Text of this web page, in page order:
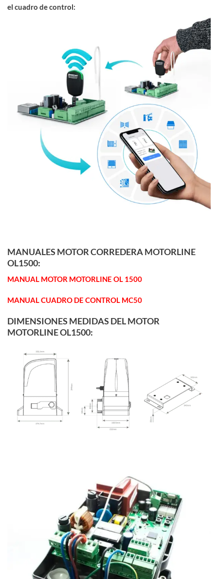
el cuadro de control:
MANUALES MOTOR CORREDERA MOTORLINE
OL1500:
MANUAL MOTOR MOTORLINE OL 1500
MANUAL CUADRO DE CONTROL MC50
DIMENSIONES MEDIDAS DEL MOTOR
MOTORLINE OL1500: